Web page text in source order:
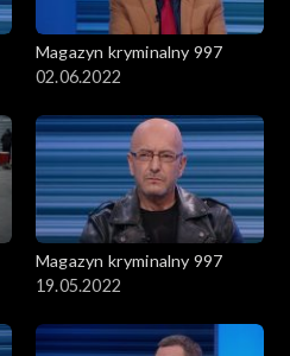
Magazyn kryminalny 997
02.06.2022
Magazyn kryminalny 997
19.05.2022